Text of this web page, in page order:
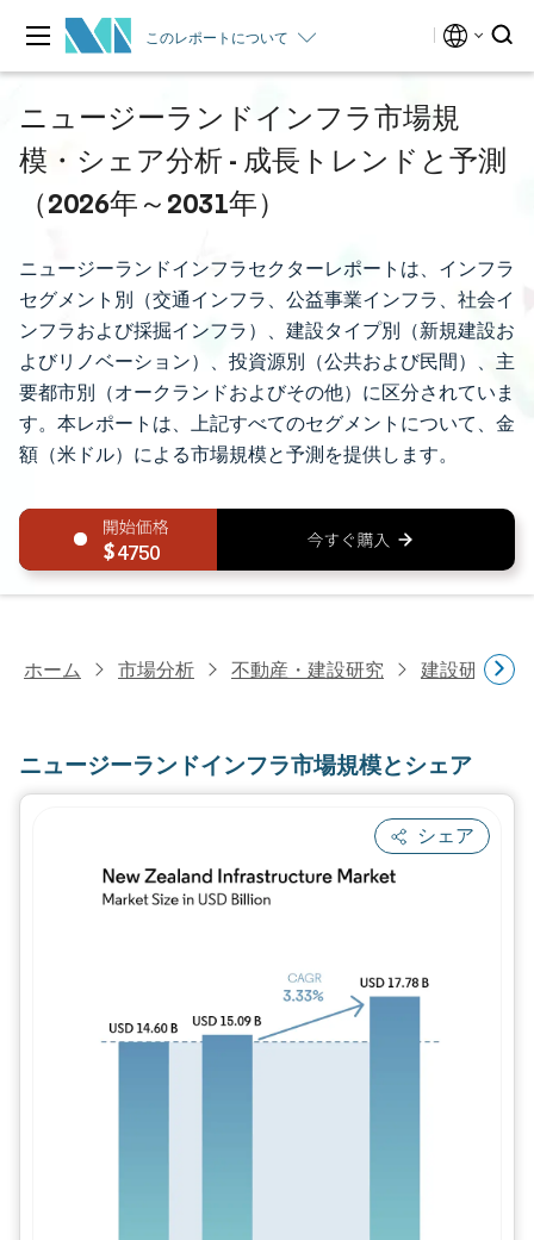
このレポートについて
ニュージーランドインフラ市場規
模・シェア分析 - 成長トレンドと予測
（2026年～2031年）
ニュージーランドインフラセクターレポートは、インフラ
セグメント別（交通インフラ、公益事業インフラ、社会イ
ンフラおよび採掘インフラ）、建設タイプ別（新規建設お
よびリノベーション）、投資源別（公共および民間）、主
要都市別（オークランドおよびその他）に区分されていま
す。本レポートは、上記すべてのセグメントについて、金
額（米ドル）による市場規模と予測を提供します。
4750
ホーム 市場分析 不動産・建設研究 建設研究
ニュージーランドインフラ市場規模とシェア
シェア